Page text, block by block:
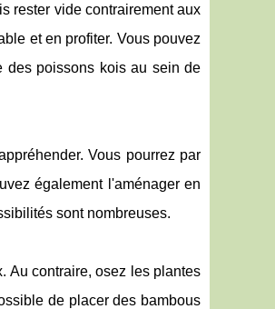
rester vide contrairement aux
et en profiter. Vous pouvez
des poissons kois au sein de
Vous pourrez par
également l'aménager en
sont nombreuses.
Au contraire, osez les plantes
de placer des bambous